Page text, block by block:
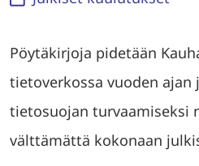
Pöytäkirjoja pidetään
tietoverkossa vuoden ajan
tietosuojan turvaamiseksi
välttämättä kokonaan